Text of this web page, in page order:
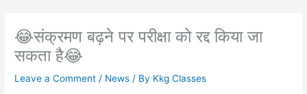
😂संक्रमण बढ़ने पर परीक्षा को रद्द किया जा
सकता है😂
Leave a Comment / News / By Kkg Classes